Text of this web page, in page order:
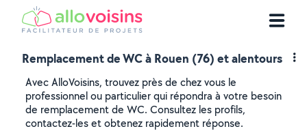
Remplacement de WC à Rouen (76) et alentours
Avec AlloVoisins, trouvez près de chez vous le
professionnel ou particulier qui répondra à votre besoin
de remplacement de WC. Consultez les profils,
contactez-les et obtenez rapidement réponse.